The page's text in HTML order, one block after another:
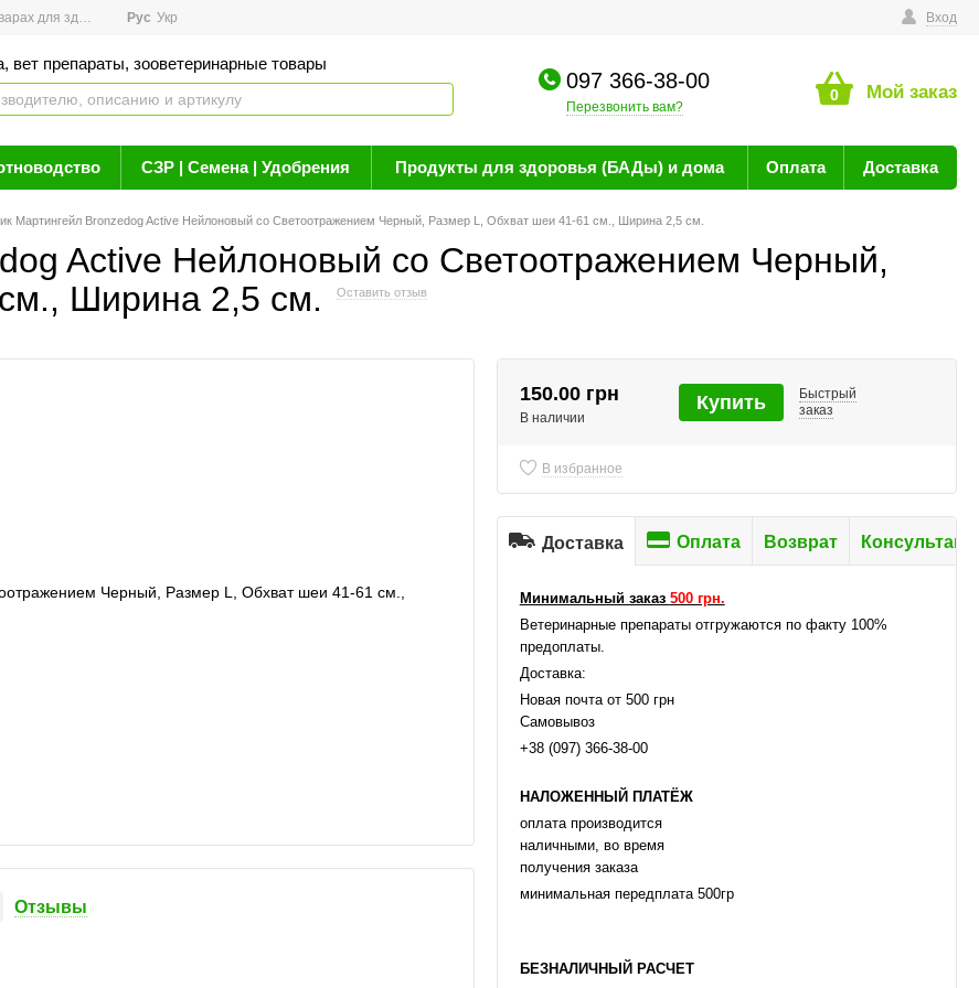
для здоровья Новости Вход
Рус Укр
вет препараты, зооветеринарные товары
097 366-38-00
Перезвонить вам?
0 Мой заказ
СЗР | Семена | Удобрения Продукты для здоровья (БАДы) и дома Оплата Доставка
Мартингейл Bronzedog Active Нейлоновый со Светоотражением Черный, Размер L, Обхват шеи 41-61 см., Ширина 2,5 см.
Active Нейлоновый со Светоотражением Черный,
Ширина 2,5 см.
Оставить отзыв
Отзывы
150.00 грн
В наличии
Купить
Быстрый
заказ
В избранное
Доставка Оплата Возврат
Минимальный заказ 500 грн.
Ветеринарные препараты отгружаются по факту 100%
предоплаты.
Доставка:
Новая почта от 500 грн
Самовывоз
+38 (097) 366-38-00
НАЛОЖЕННЫЙ ПЛАТЁЖ
оплата производится
наличными, во время
получения заказа
минимальная передплата 500гр
БЕЗНАЛИЧНЫЙ РАСЧЕТ